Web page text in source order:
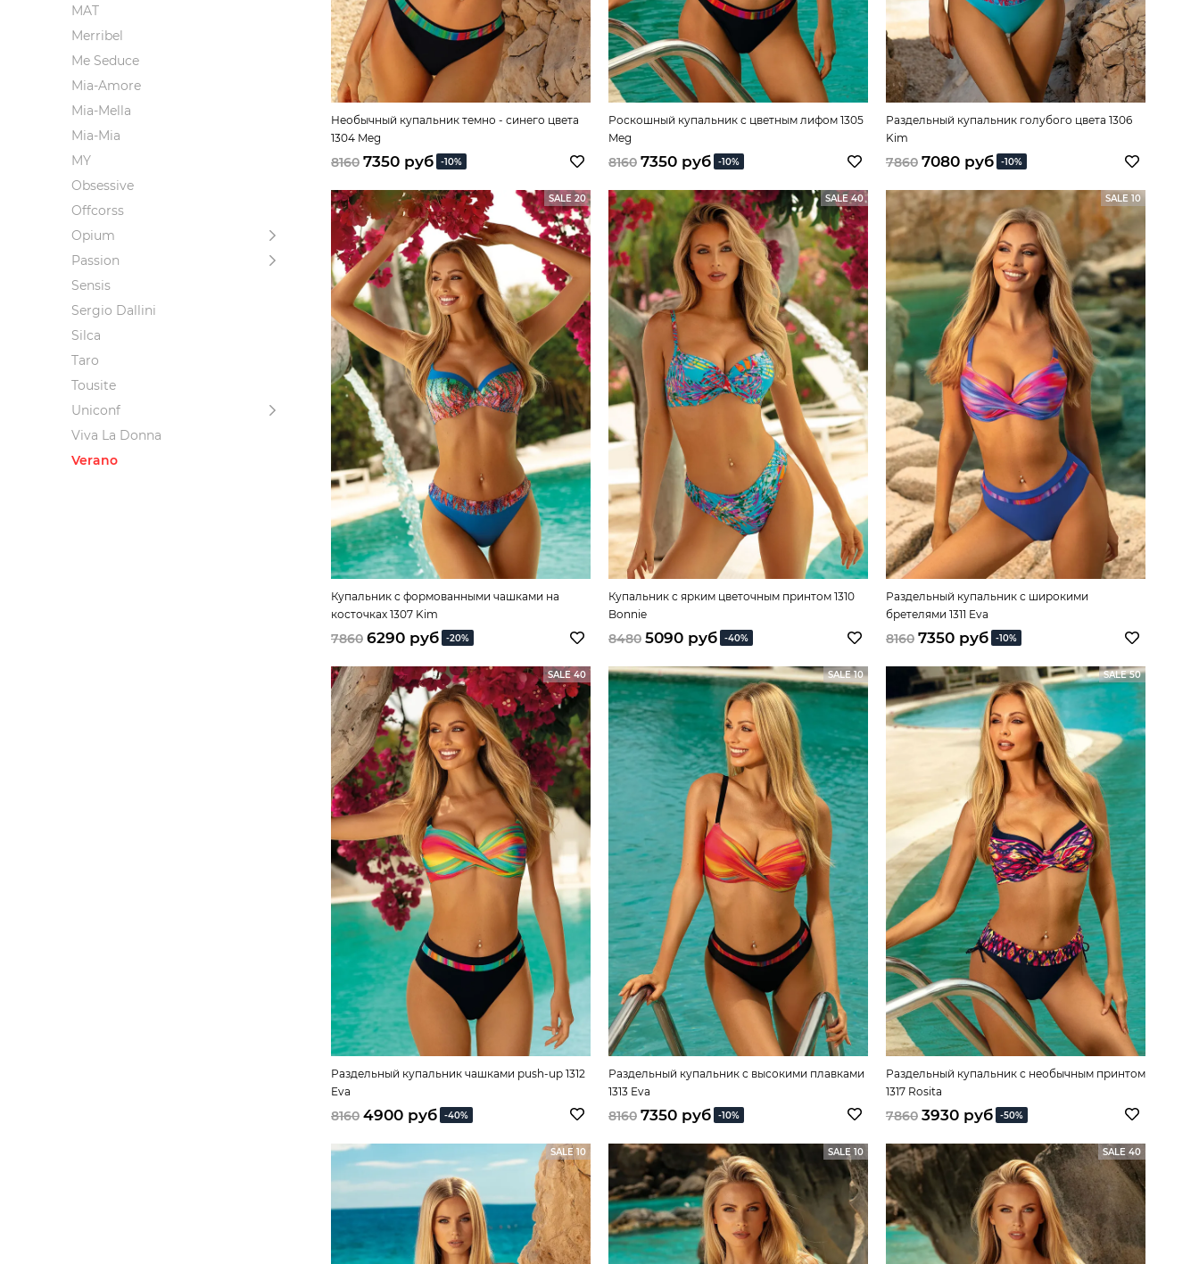
MAT
Merribel
Me Seduce
Mia-Amore
Mia-Mella
Mia-Mia
MY
Obsessive
Offcorss
Opium
Passion
Sensis
Sergio Dallini
Silca
Taro
Tousite
Uniconf
Viva La Donna
Verano
Необычный купальник темно - синего цвета
1304 Meg
8160 7350 руб -10%
Роскошный купальник с цветным лифом 1305
Meg
8160 7350 руб -10%
Раздельный купальник голубого цвета 1306
Kim
7860 7080 руб -10%
SALE 20
Купальник с формованными чашками на
косточках 1307 Kim
7860 6290 руб -20%
SALE 40
Купальник с ярким цветочным принтом 1310
Bonnie
8480 5090 руб -40%
SALE 10
Раздельный купальник с широкими
бретелями 1311 Eva
8160 7350 руб -10%
SALE 40
Раздельный купальник чашками push-up 1312
Eva
8160 4900 руб -40%
SALE 10
Раздельный купальник с высокими плавками
1313 Eva
8160 7350 руб -10%
SALE 50
Раздельный купальник с необычным принтом
1317 Rosita
7860 3930 руб -50%
SALE 10 SALE 10 SALE 40